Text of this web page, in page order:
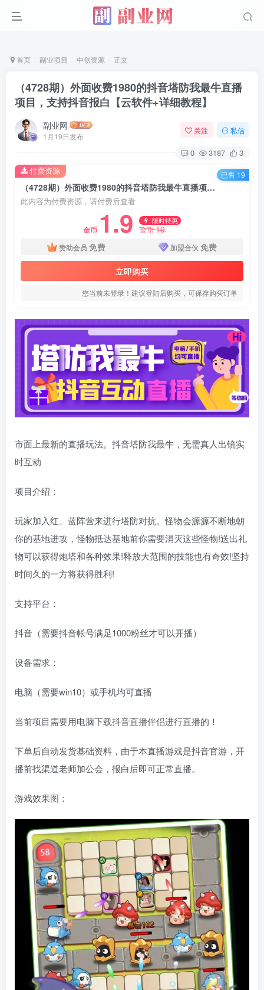
首页 副业项目 中创资源 正文
（4728期）外面收费1980的抖音塔防我最牛直播
项目，支持抖音报白【云软件+详细教程】
副业网
1月19日发布
关注 私信
0 3187 3
（4728期）外面收费1980的抖音塔防我最牛直播项目，支持抖音报白【云软件+详细教程】
此内容为付费资源，请付费后查看
金币 1.9 限时特惠
金币19
赞助会员 免费 加盟合伙 免费
立即购买
您当前未登录！建议登陆后购买，可保存购买订单
付费资源 已售 19
市面上最新的直播玩法。抖音塔防我最牛，无需真人出镜实
时互动
项目介绍：
玩家加入红、蓝阵营来进行塔防对抗。怪物会源源不断地朝
你的基地进攻，怪物抵达基地前你需要消灭这些怪物!送出礼
物可以获得炮塔和各种效果!释放大范围的技能也有奇效!坚持
时间久的一方将获得胜利!
支持平台：
抖音（需要抖音帐号满足1000粉丝才可以开播）
设备需求：
电脑（需要win10）或手机均可直播
当前项目需要用电脑下载抖音直播伴侣进行直播的！
下单后自动发货基础资料，由于本直播游戏是抖音官游，开
播前找渠道老师加公会，报白后即可正常直播。
游戏效果图：